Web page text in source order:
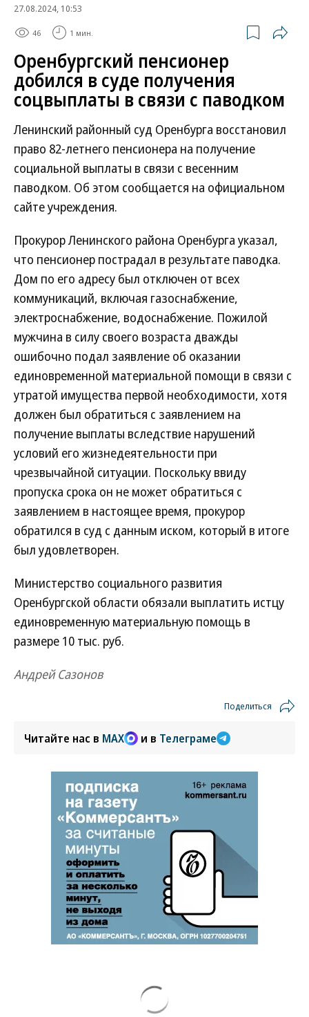
27.08.2024, 10:53
46 1 мин.
Оренбургский пенсионер
добился в суде получения
соцвыплаты в связи с паводком
Ленинский районный суд Оренбурга восстановил
право 82-летнего пенсионера на получение
социальной выплаты в связи с весенним
паводком. Об этом сообщается на официальном
сайте учреждения.
Прокурор Ленинского района Оренбурга указал,
что пенсионер пострадал в результате паводка.
Дом по его адресу был отключен от всех
коммуникаций, включая газоснабжение,
электроснабжение, водоснабжение. Пожилой
мужчина в силу своего возраста дважды
ошибочно подал заявление об оказании
единовременной материальной помощи в связи с
утратой имущества первой необходимости, хотя
должен был обратиться с заявлением на
получение выплаты вследствие нарушений
условий его жизнедеятельности при
чрезвычайной ситуации. Поскольку ввиду
пропуска срока он не может обратиться с
заявлением в настоящее время, прокурор
обратился в суд с данным иском, который в итоге
был удовлетворен.
Министерство социального развития
Оренбургской области обязали выплатить истцу
единовременную материальную помощь в
размере 10 тыс. руб.
Андрей Сазонов
Поделиться
Читайте нас в MAX и в Телеграме